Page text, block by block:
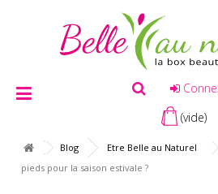
(vide)
Blog Etre Belle au Naturel
pieds pour la saison estivale ?